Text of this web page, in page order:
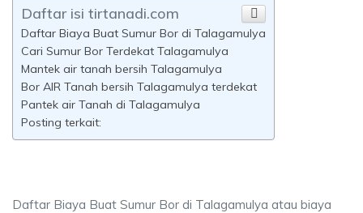
Daftar isi tirtanadi.com
Daftar Biaya Buat Sumur Bor di Talagamulya
Cari Sumur Bor Terdekat Talagamulya
Mantek air tanah bersih Talagamulya
Bor AIR Tanah bersih Talagamulya terdekat
Pantek air Tanah di Talagamulya
Posting terkait:
Daftar Biaya Buat Sumur Bor di Talagamulya atau biaya